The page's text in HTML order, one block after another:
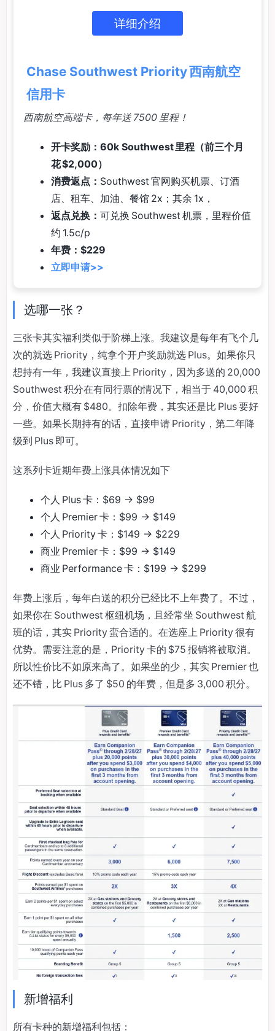
详细介绍
Chase Southwest Priority 西南航空
信用卡
西南航空高端卡，每年送 7500 里程！
开卡奖励：60k Southwest 里程（前三个月
花 $2,000）
消费返点： Southwest 官网购买机票、订酒
店、租车、加油、餐馆 2x；其余 1x，
返点兑换： 可兑换 Southwest 机票，里程价值
约 1.5c/p
年费：$229
立即申请>>
选哪一张？
三张卡其实福利类似于阶梯上涨。我建议是每年有飞个几
次的就选 Priority，纯拿个开户奖励就选 Plus。如果你只
想持有一年，我建议直接上 Priority，因为多送的 20,000
Southwest 积分在有同行票的情况下，相当于 40,000 积
分，价值大概有 $480。扣除年费，其实还是比 Plus 要好
一些。如果长期持有的话，直接申请 Priority，第二年降
级到 Plus 即可。
这系列卡近期年费上涨具体情况如下
个人 Plus 卡：$69 → $99
个人 Premier 卡：$99 → $149
个人 Priority 卡：$149 → $229
商业 Premier 卡：$99 → $149
商业 Performance 卡：$199 → $299
年费上涨后，每年白送的积分已经比不上年费了。不过，
如果你在 Southwest 枢纽机场，且经常坐 Southwest 航
班的话，其实 Priority 蛮合适的。在选座上 Priority 很有
优势。需要注意的是，Priority 卡的 $75 报销将被取消。
所以性价比不如原来高了。如果坐的少，其实 Premier 也
还不错，比 Plus 多了 $50 的年费，但是多 3,000 积分。
新增福利
所有卡种的新增福利包括：